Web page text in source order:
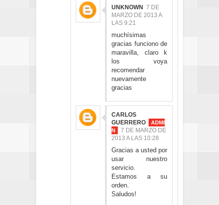
UNKNOWN 7 DE
MARZO DE 2013 A
LAS 9:21
muchísimas
gracias funciono de
maravilla, claro k
los voya
recomendar
nuevamente
gracias
CARLOS
GUERRERO
7 DE MARZO DE
2013 A LAS 10:28
Gracias a usted por
usar nuestro
servicio.
Estamos a su
orden.
Saludos!